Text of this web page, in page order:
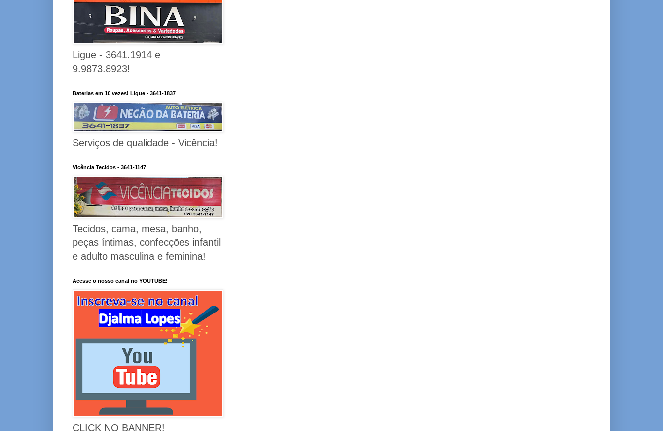
Ligue - 3641.1914 e
9.9873.8923!
Baterias em 10 vezes! Ligue - 3641-1837
Serviços de qualidade - Vicência!
Vicência Tecidos - 3641-1147
Tecidos, cama, mesa, banho,
peças íntimas, confecções infantil
e adulto masculina e feminina!
Acesse o nosso canal no YOUTUBE!
CLICK NO BANNER!